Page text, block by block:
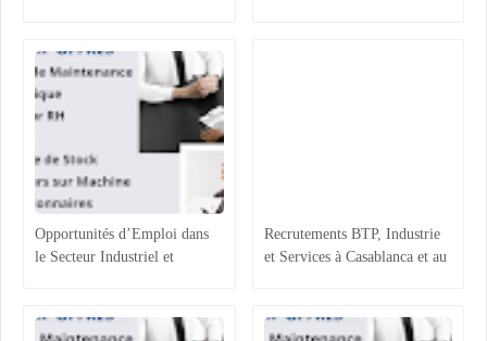
Opportunités d’Emploi dans
le Secteur Industriel et
Casablanca et Hassi Ameur
Recrutements BTP, Industrie
et Services à Casablanca et au